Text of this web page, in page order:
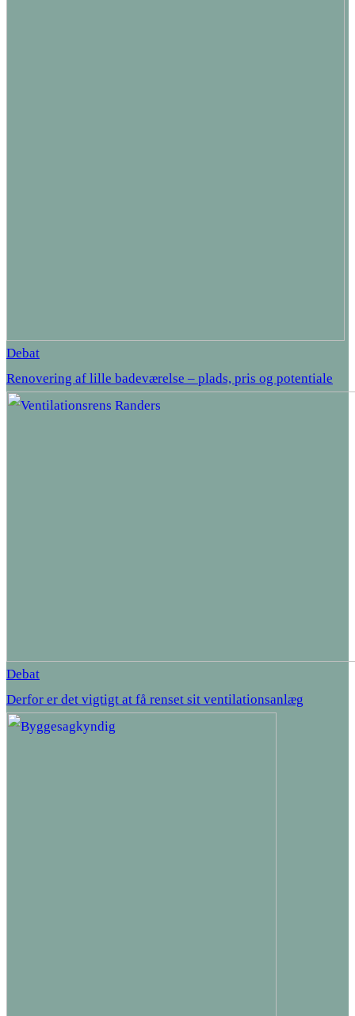
Debat
Renovering af lille badeværelse – plads, pris og potentiale
Debat
Derfor er det vigtigt at få renset sit ventilationsanlæg